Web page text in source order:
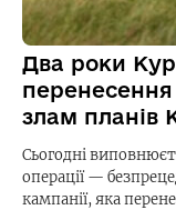
Два роки
злам планів
Сьогодні
операції —
кампанії, яка